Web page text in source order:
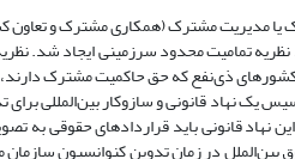
نظریه تمامیت محدود سرزمینی ایجاد شد.
ذی‌نفع که حق حاکمیت مشترک
یک نهاد قانونی و سازوکار
نهاد قانونی باید قراردادهای حقوقی به